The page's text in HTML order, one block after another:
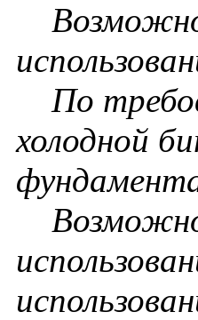
Возможно
По
холодной
Возможно